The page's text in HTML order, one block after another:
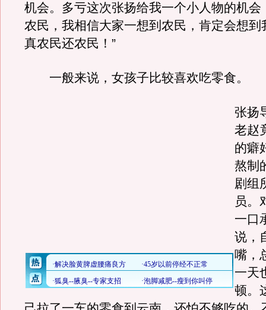
机会。多亏这次张扬给我一个小人物的机会
农民，我相信大家一想到农民，肯定会想到
真农民还农民！”
一般来说，女孩子比较喜欢吃零食。
张扬
老赵
的癖
熬制
剧组
员。
一口
说，
嘴，
一天
顿。